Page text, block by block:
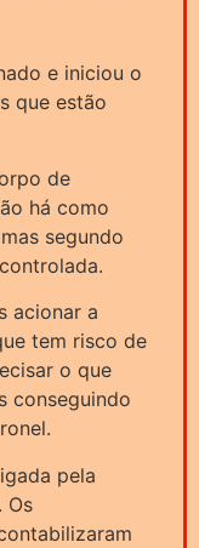
e iniciou o
que estão
de
há como
segundo
acionar a
tem risco de
o que
conseguindo
pela
Os